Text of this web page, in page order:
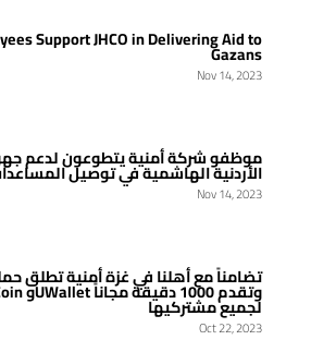
Support JHCO in Delivering Aid to
Gazans
Nov 14, 2023
موظفو شركة أمنية يتطوعون لدعم
الأردنية الهاشمية في توصيل
Nov 14, 2023
تضامناً مع أهلنا في غزة أمنية تطلق
لجميع مشتركيها
Oct 22, 2023